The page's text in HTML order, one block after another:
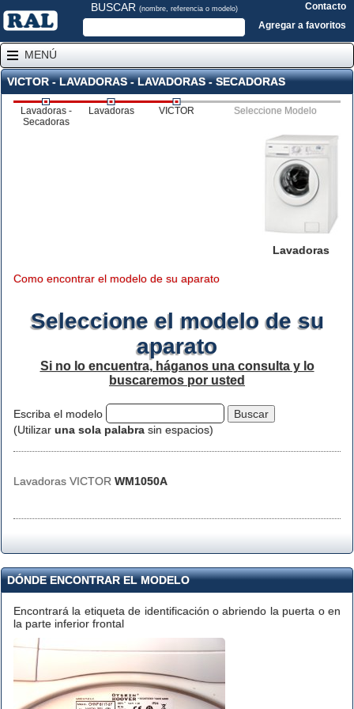
BUSCAR (nombre, referencia o modelo)
Contacto
Agregar a favoritos
MENÚ
VICTOR - LAVADORAS - LAVADORAS - SECADORAS
Lavadoras -
Secadoras
Lavadoras VICTOR Seleccione Modelo
Lavadoras
Como encontrar el modelo de su aparato
Seleccione el modelo de su
aparato
Si no lo encuentra, háganos una consulta y lo
buscaremos por usted
Escriba el modelo
(Utilizar una sola palabra sin espacios)
Lavadoras VICTOR WM1050A
DÓNDE ENCONTRAR EL MODELO
Encontrará la etiqueta de identificación o abriendo la puerta o en
la parte inferior frontal